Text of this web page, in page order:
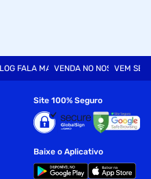
FALA MARTVENDA NO NOSSO SITE
VEM SER
Site 100% Seguro
Baixe o Aplicativo